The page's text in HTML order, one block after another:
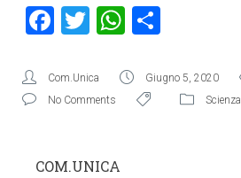
Facebook
TwitterWhatsApp
Com.Unica Giugno 5, 2020
No Comments
Scienza
COM.UNICA